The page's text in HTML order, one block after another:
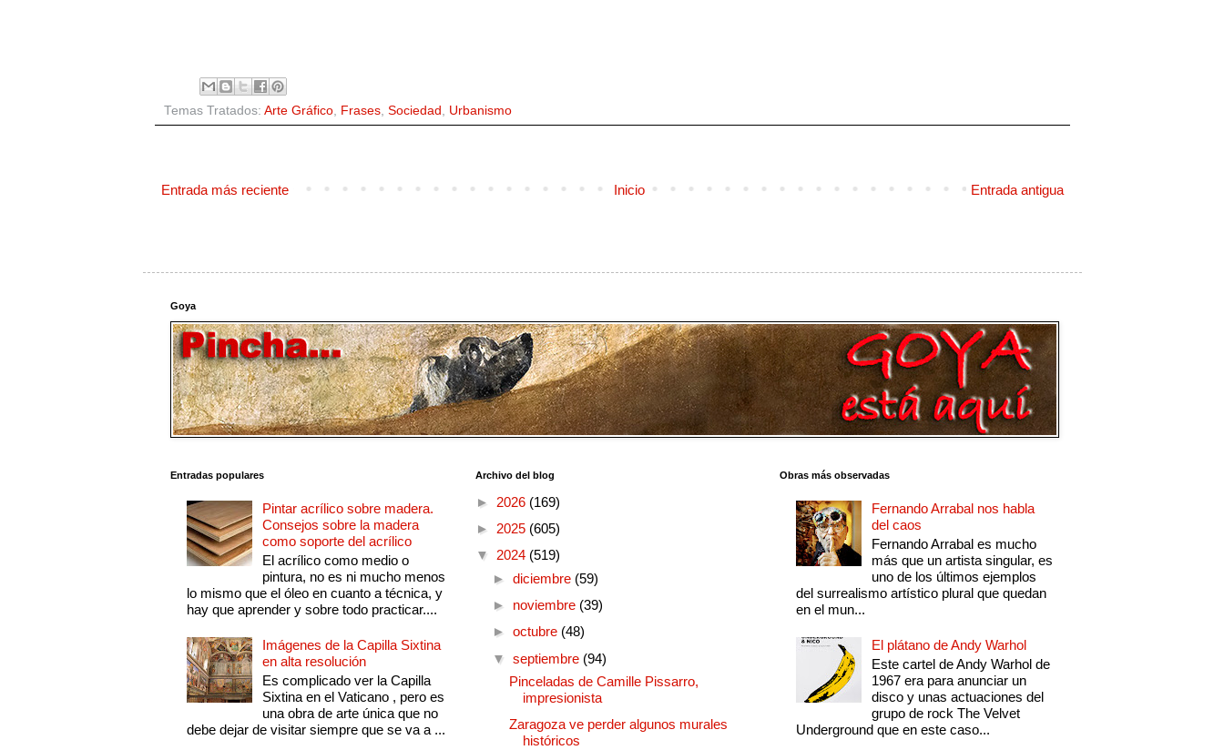
Temas Tratados: Arte Gráfico, Frases, Sociedad , Urbanismo
Entrada más reciente Entrada antigua
Inicio
Goya
Entradas populares
Pintar acrílico sobre madera.
Consejos sobre la madera
como soporte del acrílico
El acrílico como medio o
pintura, no es ni mucho menos
lo mismo que el óleo en cuanto a técnica, y
hay que aprender y sobre todo practicar....
Imágenes de la Capilla Sixtina
en alta resolución
Es complicado ver la Capilla
Sixtina en el Vaticano , pero es
una obra de arte única que no
debe dejar de visitar siempre que se va a ...
Archivo del blog
► 2026 (169)
► 2025 (605)
▼ 2024 (519)
► diciembre (59)
► noviembre (39)
► octubre (48)
▼ septiembre (94)
Pinceladas de Camille Pissarro,
impresionista
Zaragoza ve perder algunos murales
históricos
Obras más observadas
Fernando Arrabal nos habla
del caos
Fernando Arrabal es mucho
más que un artista singular, es
uno de los últimos ejemplos
del surrealismo artístico plural que quedan
en el mun...
El plátano de Andy Warhol
Este cartel de Andy Warhol de
1967 era para anunciar un
disco y unas actuaciones del
grupo de rock The Velvet
Underground que en este caso...